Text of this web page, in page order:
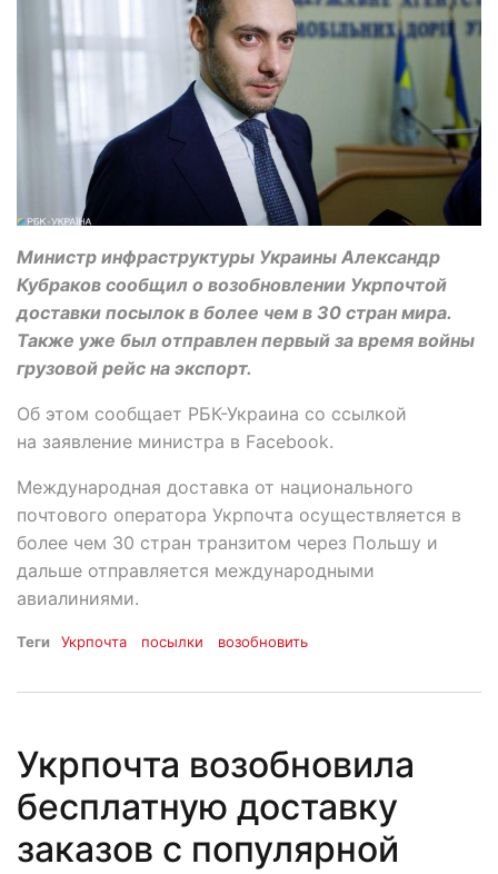
Министр инфраструктуры Украины Александр
Кубраков сообщил о возобновлении Укрпочтой
доставки посылок в более чем в 30 стран мира.
Также уже был отправлен первый за время войны
грузовой рейс на экспорт.
Об этом сообщает РБК-Украина со ссылкой
на заявление министра в Facebook.
Международная доставка от национального
почтового оператора Укрпочта осуществляется в
более чем 30 стран транзитом через Польшу и
дальше отправляется международными
авиалиниями.
Теги Укрпочта посылки возобновить
Укрпочта возобновила
бесплатную доставку
заказов с популярной